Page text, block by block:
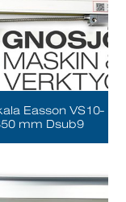
Easson VS10-
mm Dsub9